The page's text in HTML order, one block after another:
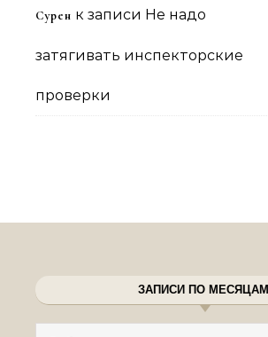
Сурен к записи Не надо
затягивать инспекторские
проверки
ЗАПИСИ ПО МЕСЯЦАМ